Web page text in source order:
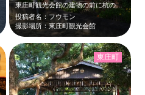
東庄町観光会館の建物の前に杭のように直方体に長く切り出した石が２本置いてありま…
投稿者名：フウモン
撮影場所：東庄町観光会館
東庄町